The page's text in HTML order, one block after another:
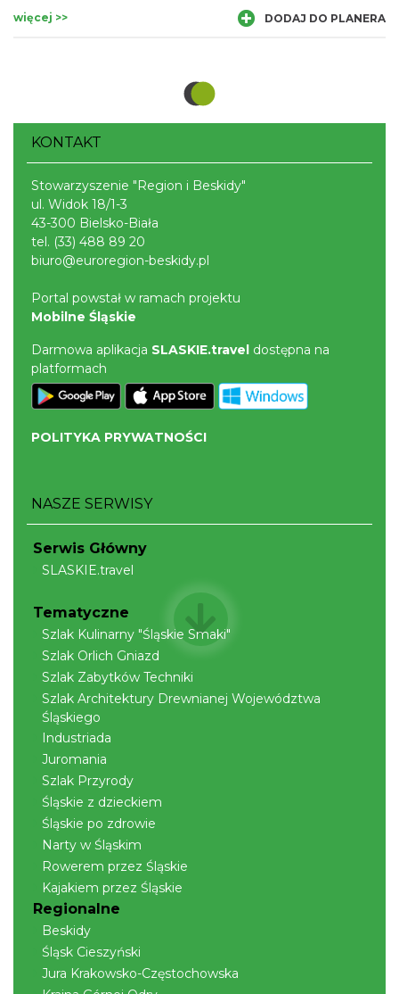
XIX wieku przyniosła rozwój narciarstwa traktowanego jako
dyscyplina turystyki, a potem sportu. Z kolekcją nart, wśród
eksponatów należy również sprzęt używany przez Adama
Małysza i innych polskich zawodników.
więcej >> DODAJ DO PLANERA
KONTAKT
Stowarzyszenie "Region i Beskidy"
ul. Widok 18/1-3
43-300 Bielsko-Biała
tel. (33) 488 89 20
biuro@euroregion-beskidy.pl
Portal powstał w ramach projektu
Mobilne Śląskie
Darmowa aplikacja SLASKIE.travel dostępna na
platformach
POLITYKA PRYWATNOŚCI
NASZE SERWISY
Serwis Główny
SLASKIE.travel
Tematyczne
Szlak Kulinarny "Śląskie Smaki"
Szlak Orlich Gniazd
Szlak Zabytków Techniki
Szlak Architektury Drewnianej Województwa
Śląskiego
Industriada
Juromania
Szlak Przyrody
Śląskie z dzieckiem
Śląskie po zdrowie
Narty w Śląskim
Rowerem przez Śląskie
Kajakiem przez Śląskie
Regionalne
Beskidy
Śląsk Cieszyński
Jura Krakowsko-Częstochowska